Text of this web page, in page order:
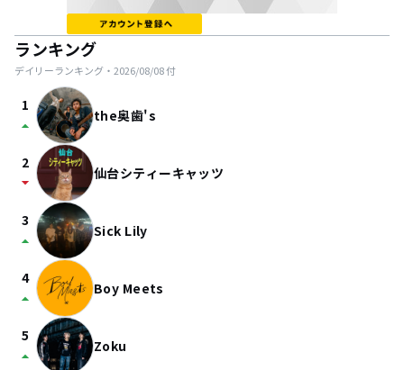
ランキング
デイリーランキング・ 2026/08/08付
1
arrow_drop_up the奥歯's
2
arrow_drop_down 仙台シティーキャッツ
3
arrow_drop_up Sick Lily
4
arrow_drop_up Boy Meets
5
arrow_drop_up Zoku